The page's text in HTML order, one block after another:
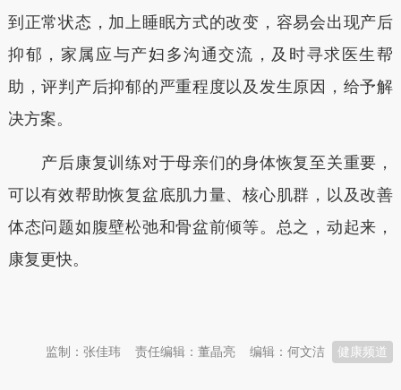
到正常状态，加上睡眠方式的改变，容易会出现产后
抑郁，家属应与产妇多沟通交流，及时寻求医生帮
助，评判产后抑郁的严重程度以及发生原因，给予解
决方案。
产后康复训练对于母亲们的身体恢复至关重要，
可以有效帮助恢复盆底肌力量、核心肌群，以及改善
体态问题如腹壁松弛和骨盆前倾等。总之，动起来，
康复更快。
健康频道
编辑：何文洁
责任编辑：董晶亮
监制：张佳玮